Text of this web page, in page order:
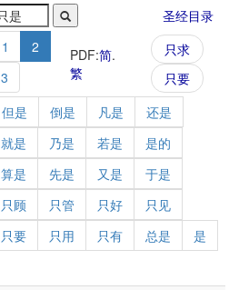
圣经目录
1
2
3
PDF:简.
繁
只求
只要
但是 倒是 凡是
还是
就是 乃是 若是
是的
算是 先是 又是
于是
只顾 只管 只好
只见
只要 只用 只有 总是
是